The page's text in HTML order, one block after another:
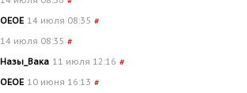
OEOE 14 июля 08:35 #
14 июля 08:35 #
Назы_Вака 11 июля 12:16 #
OEOE 10 июня 16:13 #